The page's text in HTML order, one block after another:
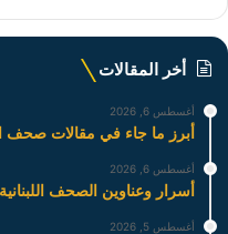
أخر المقالات
أغسطس 6, 2026
أبرز ما جاء في مقالات صحف
أغسطس 6, 2026
أسرار وعناوين الصحف اللبنانية
أغسطس 5, 2026